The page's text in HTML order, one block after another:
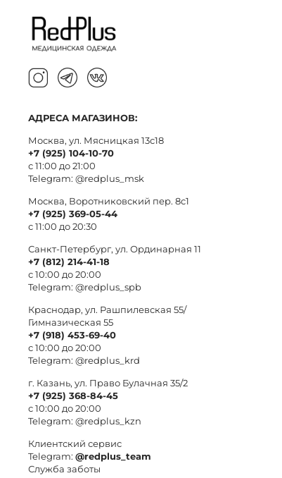
АДРЕСА МАГАЗИНОВ:
Москва, ул. Мясницкая 13с18
+7 (925) 104-10-70
с 11:00 до 21:00
Telegram: @redplus_msk
Москва, Воротниковский пер. 8c1
+7 (925) 369-05-44
с 11:00 до 20:30
Санкт-Петербург, ул. Ординарная 11
+7 (812) 214-41-18
с 10:00 до 20:00
Telegram: @redplus_spb
Краснодар, ул. Рашпилевская 55/
Гимназическая 55
+7 (918) 453-69-40
с 10:00 до 20:00
Telegram: @redplus_krd
г. Казань, ул. Право Булачная 35/2
+7 (925) 368-84-45
с 10:00 до 20:00
Telegram: @redplus_kzn
Клиентский сервис
Telegram: @redplus_team
Служба заботы